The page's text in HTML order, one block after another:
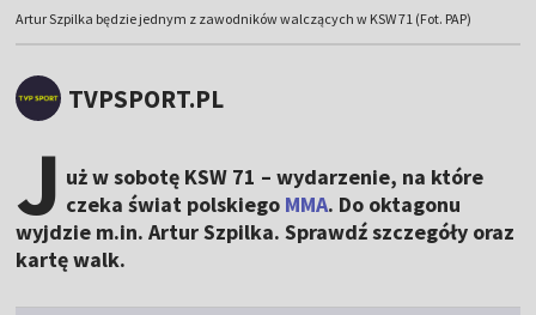
Artur Szpilka będzie jednym z zawodników walczących w KSW 71 (Fot. PAP)
TVPSPORT.PL
J uż w sobotę KSW 71 – wydarzenie, na które
czeka świat polskiego MMA. Do oktagonu
wyjdzie m.in. Artur Szpilka. Sprawdź szczegóły oraz
kartę walk.